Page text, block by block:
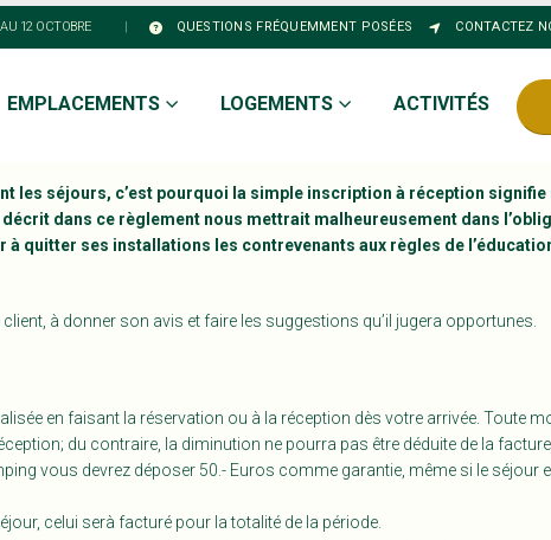
12 OCTOBRE | QUESTIONS FRÉQUEMMENT POSÉES CONTACTEZ
EMPLACEMENTS LOGEMENTS ACTIVITÉS
les séjours, c’est pourquoi la simple inscription à réception
dans ce règlement nous mettrait malheureusement dans
quitter ses installations les contrevenants aux règles de
à donner son avis et faire les suggestions qu’il jugera opportunes.
en faisant la réservation ou à la réception dès votre arrivée. Toute
du contraire, la diminution ne pourra pas être déduite de la
vous devrez déposer 50.- Euros comme garantie, même si le
celui serà facturé pour la totalité de la période.